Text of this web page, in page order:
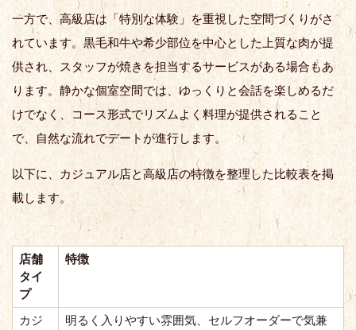
一方で、高級店は「特別な体験」を重視した空間づくりがさ
れています。黒毛和牛や希少部位を中心とした上質な肉が提
供され、スタッフが焼きを担当するサービスがある場合もあ
ります。静かな個室空間では、ゆっくりと会話を楽しめるだ
けでなく、コース形式でリズムよく料理が提供されること
で、自然な流れでデートが進行します。
以下に、カジュアル店と高級店の特徴を整理した比較表を掲
載します。
店舗
タイ
プ
特徴
カジ
明るく入りやすい雰囲気、セルフオーダーで気兼